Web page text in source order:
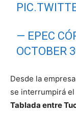
— EPEC
OCTOBER
Desde la
se interrumpirá
Tablada entre